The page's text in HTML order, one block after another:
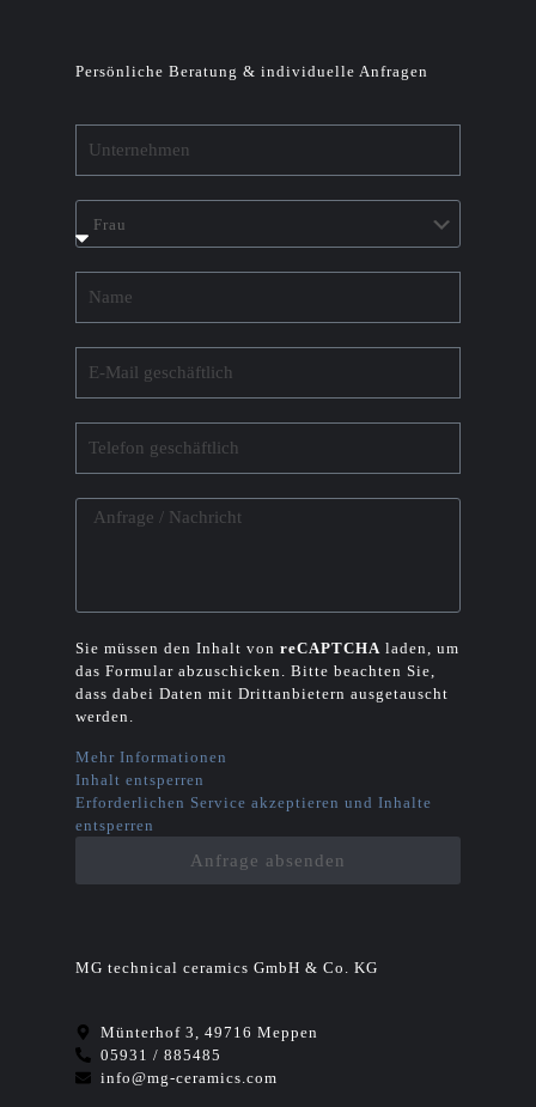
Persönliche Beratung & individuelle Anfragen
Sie müssen den Inhalt von reCAPTCHA laden, um
das Formular abzuschicken. Bitte beachten Sie,
dass dabei Daten mit Drittanbietern ausgetauscht
werden.
Mehr Informationen
Inhalt entsperren
Erforderlichen Service akzeptieren und Inhalte
entsperren
Anfrage absenden
MG technical ceramics GmbH & Co. KG
Münterhof 3, 49716 Meppen
05931 / 885485
info@mg-ceramics.com